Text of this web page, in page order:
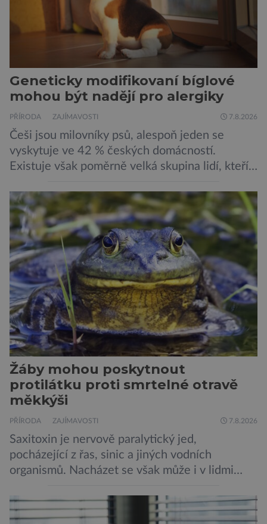
Geneticky modifikovaní bíglové
mohou být nadějí pro alergiky
PŘÍRODA ZAJÍMAVOSTI 7.8.2026
Češi jsou milovníky psů, alespoň jeden se
vyskytuje ve 42 % českých domácností.
Existuje však poměrně velká skupina lidí, kteří
jsou alergičtí. Jejich imunitní systém
přecitlivěle reaguje na proteiny obsažené v
psích slinách, potu, moči a šupinkách kůže,
zachycených v srsti. Vědci nyní geneticky
upravili psy, aby […]
Žáby mohou poskytnout
protilátku proti smrtelné otravě
měkkýši
PŘÍRODA ZAJÍMAVOSTI 7.8.2026
Saxitoxin je nervově paralytický jed,
pocházející z řas, sinic a jiných vodních
organismů. Nacházet se však může i v lidmi
slávky. K příznakům otravy patří paralýza
dýchacích cest, dojít však může až k udušení.